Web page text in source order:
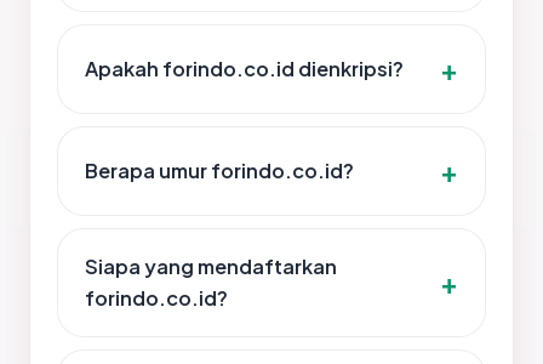
Apakah forindo.co.id dienkripsi?
Berapa umur forindo.co.id?
Siapa yang mendaftarkan
forindo.co.id?